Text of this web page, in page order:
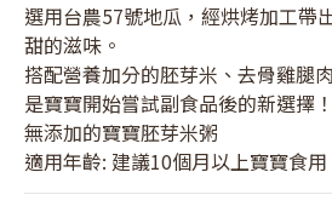
選用台農57號地瓜，經烘烤加工帶
甜的滋味。
搭配營養加分的胚芽米、去骨雞腿
是寶寶開始嘗試副食品後的新選擇！
無添加的寶寶胚芽米粥
適用年齡: 建議10個月以上寶寶食用